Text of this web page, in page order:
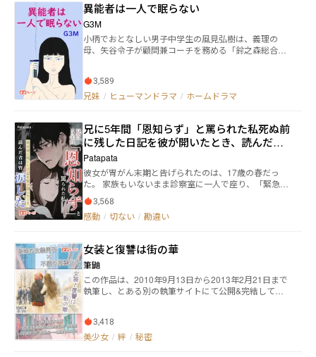
異能者は一人で眠らない
G3M
小柄でおとなしい男子中学生の風見弘樹は、義理の
母、矢谷令子が顧問兼コーチを務める「鈴之森総合格
公園のベンチで泣いていると、合宿の参加者の一人、
安達英子が通りかかった。満月の月明かりのもと、英
安達英子・・・・弘樹の先輩 矢谷令子・・・・弘樹の
義理の母親 矢谷麻里・・・・弘樹の義理の姉 宮崎朱
良・・・・弘樹の姉 宮崎蓮・・・・・弘樹の妹、蘭の
双子の姉 宮崎蘭・・・・・弘樹の妹、蓮の双子の妹 風
見正一・・・・弘樹の祖父 風見妙・・・・・弘樹の祖
母 宮崎ナナ・・・・弘樹の母親 田中敏夫・・・・ナナ
の内縁の夫 田中敬一・・・・敏夫の息子 風見仁
美・・・・弘樹の従姉 風見順子・・・・弘樹の従姉 風
見絵里・・・・弘樹の腹違いの妹 川島弘美・・・・絵
3,589
兄妹 / ヒューマンドラマ / ホームドラマ
兄に5年間「恩知らず」と罵られた私――死ぬ前
に残した日記を彼が開いたとき、読んだ者
は皆、涙した
Patapata
彼女が胃がん末期と告げられたのは、17歳の春だっ
た。 家族もいないまま診察室に一人で座り、「緊急連
絡先」の欄の空白を、ただじっと見つめていた。 やが
てその用紙を静かに折りたたみ、ポケットにしまい、
病院を出た。 兄には、何も告げなかった。 彼女は、兄
は知らなかった―― 彼女が去ったあとの五年間、兄がたっ
た一人で会社を立て直し、瓦礫の中から這い上がり、
深夜には一人きりで手首に刃を当てていたことを。 彼
女は守ったつもりだった。 だがその「守り」は、彼女
が何より望まなかった形で、彼をいちばん深い闇へと
が、彼の前に置かれた。 彼はそれを二本の指でつまみ
上げ、そのままゴミ箱に投げ捨てた。 「今さら何の芝
居だ。」 ――彼が彼女を“許す”までに、五年かかった。 そ
3,568
感動 / 切ない / 勘違い
女装と復讐は街の華
筆鼬
この作品は、2010年9月13日から2013年2月21日まで
執筆し、とある別の執筆サイトにて公開&完結してい
内での本作品は、完結しました。 － あらすじ － ファ
ッションの聖地・早瀬ヶ池で《メダカ》と嘲笑された
3,418
美少女 / 絆 / 秘密